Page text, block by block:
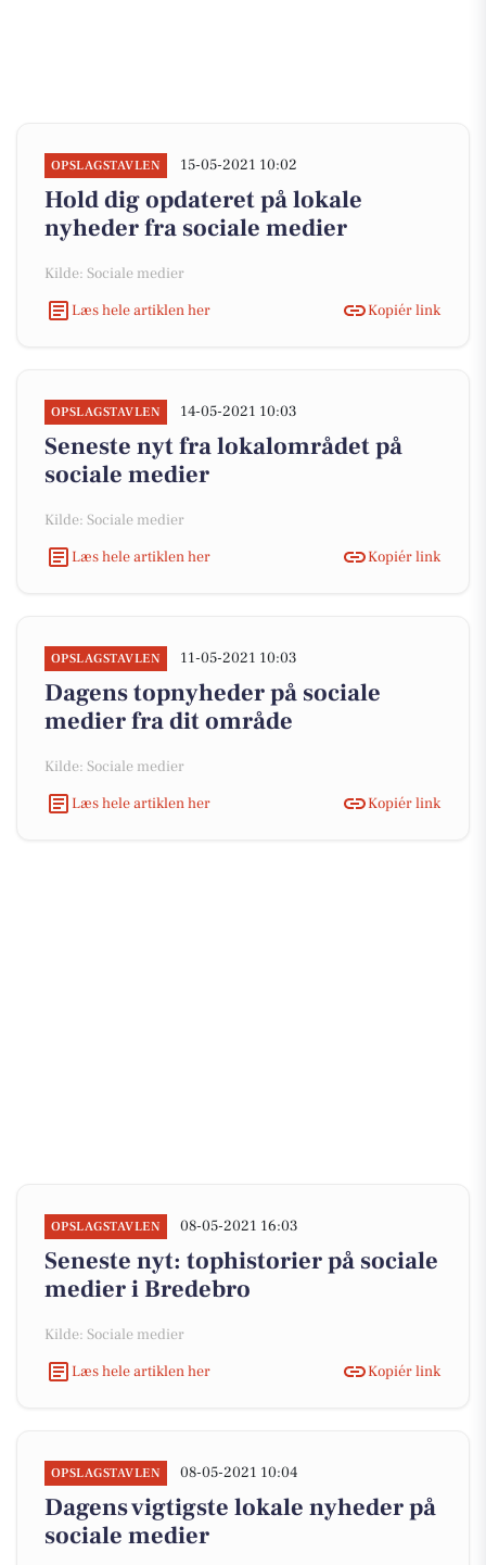
OPSLAGSTAVLEN 15-05-2021 10:02
Hold dig opdateret på lokale
nyheder fra sociale medier
Kilde: Sociale medier
Læs hele artiklen her
Kopiér link
OPSLAGSTAVLEN 14-05-2021 10:03
Seneste nyt fra lokalområdet på
sociale medier
Kilde: Sociale medier
Læs hele artiklen her
Kopiér link
OPSLAGSTAVLEN 11-05-2021 10:03
Dagens topnyheder på sociale
medier fra dit område
Kilde: Sociale medier
Læs hele artiklen her
Kopiér link
OPSLAGSTAVLEN 08-05-2021 16:03
Seneste nyt: tophistorier på sociale
medier i Bredebro
Kilde: Sociale medier
Læs hele artiklen her
Kopiér link
OPSLAGSTAVLEN 08-05-2021 10:04
Dagens vigtigste lokale nyheder på
sociale medier